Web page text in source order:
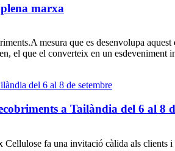
marxa
mesura que es desenvolupa
el que el converteix en un esdeveniment
a Tailàndia del 6 al 8
fa una invitació càlida als clients